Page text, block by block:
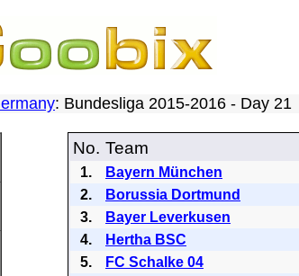
: Bundesliga 2015-2016 - Day 21
No. Team
1. Bayern München
2.
Borussia Dortmund
3.
Bayer Leverkusen
4.
Hertha BSC
5.
FC Schalke 04